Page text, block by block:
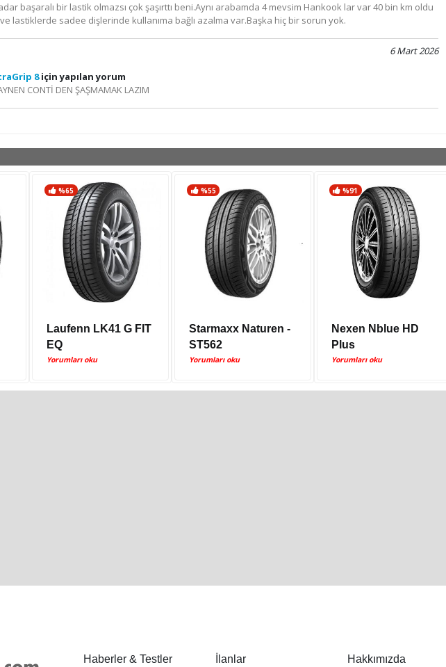
başaralı bir lastik olmazsı çok şaşırttı beni.Aynı arabamda 4 mevsim Hankook lar var 40 bin km oldu
lastiklerde sadee dişlerinde kullanıma bağlı azalma var.Başka hiç bir sorun yok.
6 Mart 2026
8için yapılan yorum
CONTİ DEN ŞAŞMAMAK LAZIM
%65
Laufenn LK41 G FIT
EQ
Yorumları oku
%55
Starmaxx Naturen -
ST562
Yorumları oku
%91
Nexen Nblue HD
Plus
Yorumları oku
Haberler & Testler İlanlar Hakkımızda